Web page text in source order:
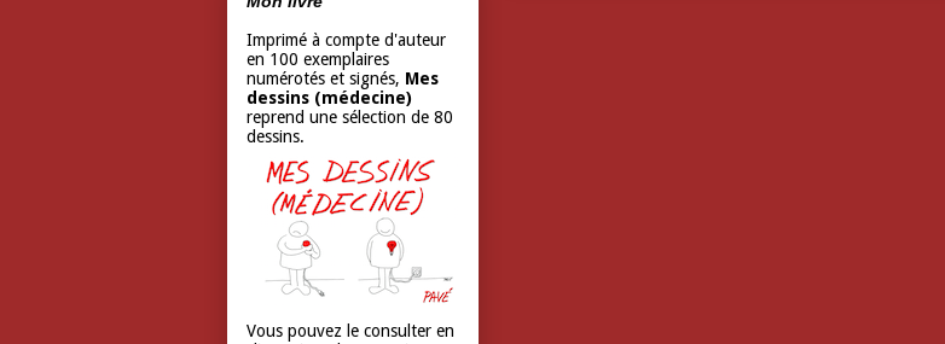
Imprimé à compte d'auteur
en 100 exemplaires
numérotés et signés, Mes
dessins (médecine)
reprend une sélection de 80
dessins.
Vous pouvez le consulter en